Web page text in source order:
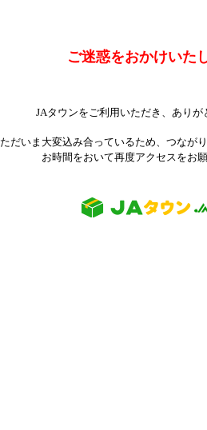
ご迷惑をおかけいた
JAタウンをご利用いただき、ありが
ただいま大変込み合っているため、つなが
お時間をおいて再度アクセスをお願